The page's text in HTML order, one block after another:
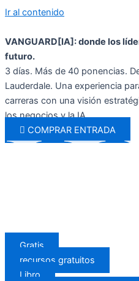
Ir al contenido
VANGUARD[IA]: donde los
futuro.
3 días. Más de 40 ponencias.
Lauderdale. Una experiencia
carreras con una visión
los negocios y la IA.
COMPRAR ENTRADA
Gratis
recursos gratuitos
Libro